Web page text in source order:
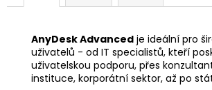
AnyDesk Advanced je ideální pro
uživatelů - od IT specialistů, kteří
uživatelskou podporu, přes
instituce, korporátní sektor, až po